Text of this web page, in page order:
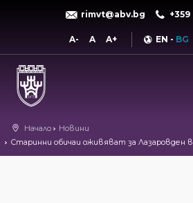
rimvt@abv.bg
A- A A+ EN - BG
Начало
Новини
Старинни обичаи оживяват за Лазаровден